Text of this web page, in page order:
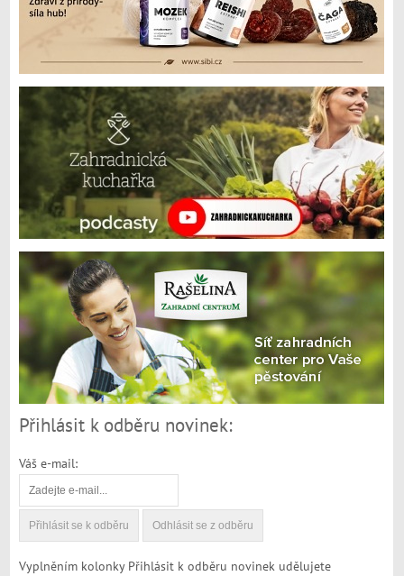
Přihlásit k odběru novinek:
Váš e-mail:
Vyplněním kolonky Přihlásit k odběru novinek udělujete